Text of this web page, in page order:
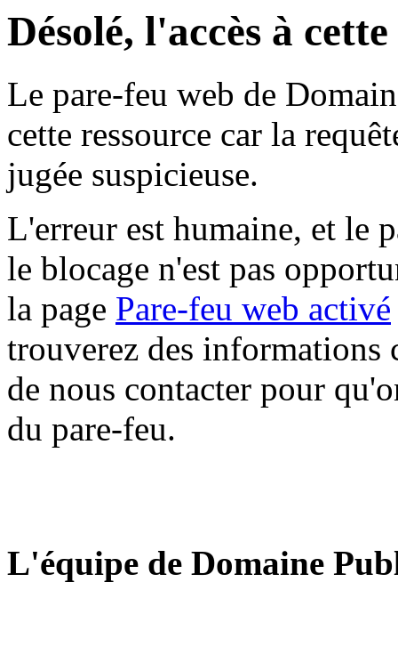
Désolé, l'accès à
Le pare-feu web de
cette ressource car la
jugée suspicieuse.
L'erreur est humaine, et le
le blocage n'est pas
la page Pare-feu web activé
trouverez des informations
de nous contacter pour
du pare-feu.
L'équipe de Domaine